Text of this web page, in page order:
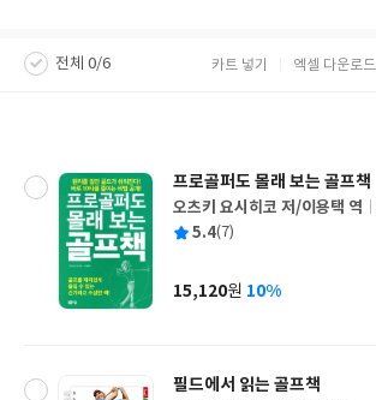
전체 0/6 카트 넣기 엑셀 다운로드
프로골퍼도 몰래 보는 골프책
글
쓴
오츠키 요시히코 저/이용택 역
출
사
평 5.4(7)
가
15,120원 10%
필드에서 읽는 골프책